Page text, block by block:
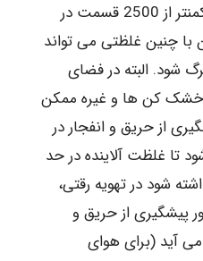
رابطه با گزیلن، باشد. یعنی کمنتر از 2500 قسمت در
با چنین غلظتی می تواند
شود. البته در فضای
خشک کن ها و غیره ممکن
از حریق و انفجار در
تا غلظت آلاینده در حد
شود در تهویه رقتی،
پیشگیری از حریق و
می آید (برای هوای